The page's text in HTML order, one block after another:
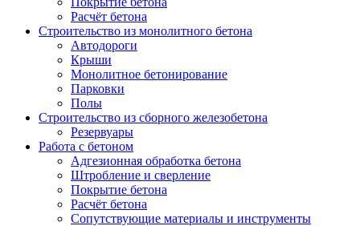
Расчёт бетона
Строительство из монолитного бетона
Автодороги
Крыши
Монолитное бетонирование
Парковки
Полы
Строительство из сборного железобетона
Резервуары
Работа с бетоном
Адгезионная обработка бетона
Штробление и сверление
Покрытие бетона
Расчёт бетона
Сопутствующие материалы и инструменты